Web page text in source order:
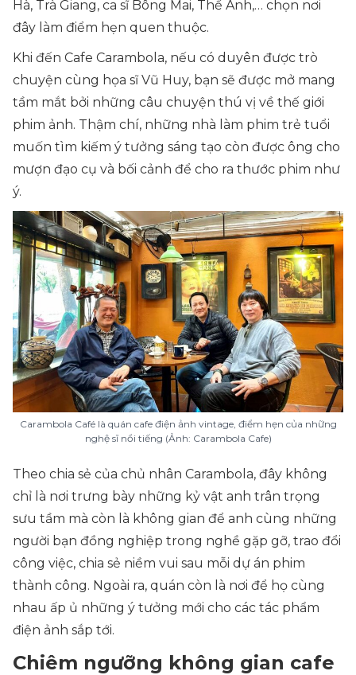
Hà, Trà Giang, ca sĩ Bông Mai, Thế Anh,… chọn nơi
đây làm điểm hẹn quen thuộc.
Khi đến Cafe Carambola, nếu có duyên được trò
chuyện cùng họa sĩ Vũ Huy, bạn sẽ được mở mang
tầm mắt bởi những câu chuyện thú vị về thế giới
phim ảnh. Thậm chí, những nhà làm phim trẻ tuổi
muốn tìm kiếm ý tưởng sáng tạo còn được ông cho
mượn đạo cụ và bối cảnh để cho ra thước phim như
ý.
Carambola Café là quán cafe điện ảnh vintage, điểm hẹn của những
nghệ sĩ nổi tiếng (Ảnh: Carambola Cafe)
Theo chia sẻ của chủ nhân Carambola, đây không
chỉ là nơi trưng bày những kỷ vật anh trân trọng
sưu tầm mà còn là không gian để anh cùng những
người bạn đồng nghiệp trong nghề gặp gỡ, trao đổi
công việc, chia sẻ niềm vui sau mỗi dự án phim
thành công. Ngoài ra, quán còn là nơi để họ cùng
nhau ấp ủ những ý tưởng mới cho các tác phẩm
điện ảnh sắp tới.
Chiêm ngưỡng không gian cafe